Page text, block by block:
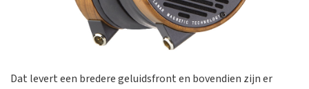
Dat levert een bredere geluidsfront en bovendien zijn er